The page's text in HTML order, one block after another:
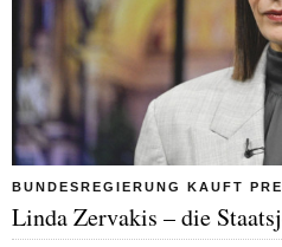
BUNDESREGIERUNG KAUFT
Linda Zervakis – die